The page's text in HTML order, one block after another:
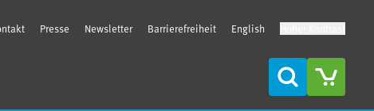
Presse Newsletter Barrierefreiheit English
Suche